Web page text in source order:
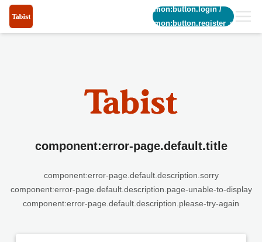
common:button.login/
common:button.register_short
component:error-page.default.title
component:error-page.default.description.sorry
component:error-page.default.description.page-unable-to-display
component:error-page.default.description.please-try-again